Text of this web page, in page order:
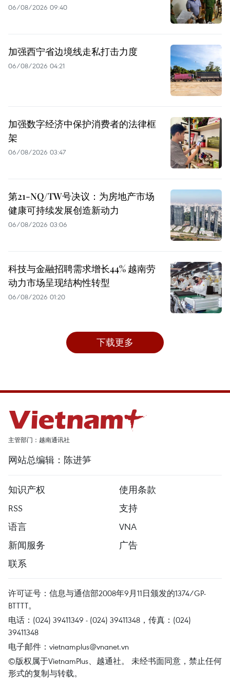
06/08/2026 09:40
加强西宁省边境线走私打击力度
06/08/2026 04:21
加强数字经济中保护消费者的法律框
架
06/08/2026 03:47
第21-NQ/TW号决议：为房地产市场
健康可持续发展创造新动力
06/08/2026 03:06
科技与金融招聘需求增长44% 越南劳
动力市场呈现结构性转型
06/08/2026 01:20
下载更多
主管部门：越南通讯社
网站总编辑：陈进笋
知识产权
使用条款
RSS
支持
语言
VNA
新闻服务
广告
联系
许可证号：信息与通信部2008年9月11日颁发的1374/GP-
BTTTT。
电话：(024) 39411349 - (024) 39411348，传真：(024)
39411348
电子邮件： vietnamplus@vnanet.vn
©版权属于VietnamPlus、越通社。 未经书面同意，禁止任何
形式的复制与转载。